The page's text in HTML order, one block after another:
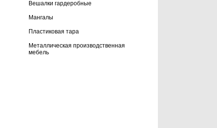
Вешалки гардеробные
Мангалы
Пластиковая тара
Металлическая производственная
мебель